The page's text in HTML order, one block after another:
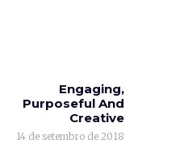
Engaging,
Purposeful And
Creative
14 de setembro de 2018